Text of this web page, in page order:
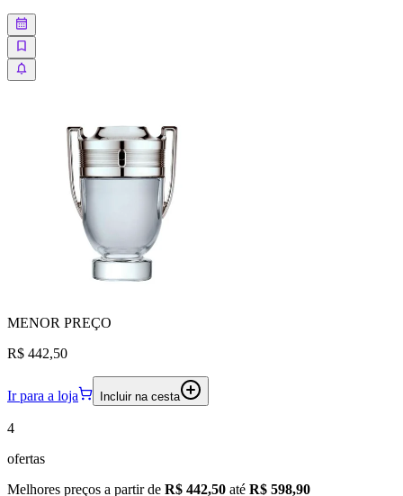
MENOR PREÇO
R$ 442,50
Ir para a loja Incluir na cesta
4
ofertas
Melhores preços a partir de R$ 442,50 até R$ 598,90